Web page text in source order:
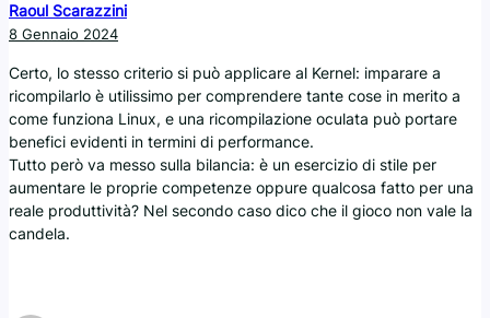
Raoul Scarazzini
8 Gennaio 2024
Certo, lo stesso criterio si può applicare al Kernel: imparare a
ricompilarlo è utilissimo per comprendere tante cose in merito a
come funziona Linux, e una ricompilazione oculata può portare
benefici evidenti in termini di performance.
Tutto però va messo sulla bilancia: è un esercizio di stile per
aumentare le proprie competenze oppure qualcosa fatto per una
reale produttività? Nel secondo caso dico che il gioco non vale la
candela.